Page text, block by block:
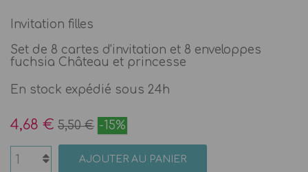
Invitation filles
Set de 8 cartes d'invitation et 8 enveloppes
fuchsia Château et princesse
En stock expédié sous 24h
4,68 € 5,50 € -15%
AJOUTER AU PANIER